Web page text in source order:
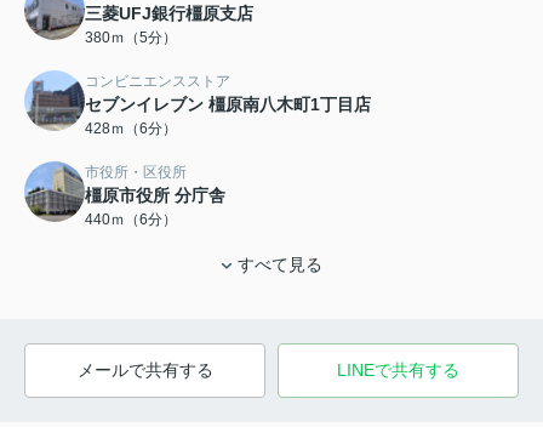
三菱UFJ銀行橿原支店
380ｍ（5分）
コンビニエンスストア
セブンイレブン 橿原南八木町1丁目店
428ｍ（6分）
市役所・区役所
橿原市役所 分庁舎
440ｍ（6分）
すべて見る
メールで共有する LINEで共有する